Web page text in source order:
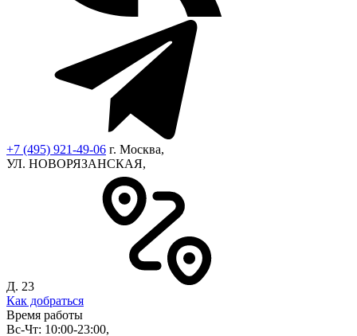
+7 (495) 921-49-06 г. Москва,
УЛ. НОВОРЯЗАНСКАЯ,
Д. 23
Как добраться
Время работы
Вс-Чт: 10:00-23:00,